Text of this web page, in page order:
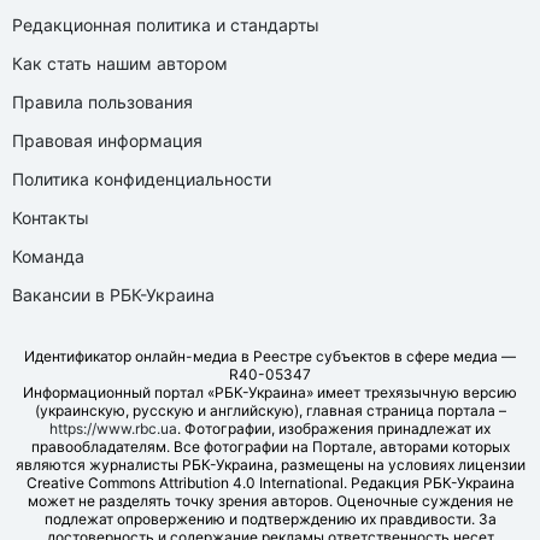
Редакционная политика и стандарты
Как стать нашим автором
Правила пользования
Правовая информация
Политика конфиденциальности
Контакты
Команда
Вакансии в РБК-Украина
Идентификатор онлайн-медиа в Реестре субъектов в сфере медиа —
R40-05347
Информационный портал «РБК-Украина» имеет трехязычную версию
(украинскую, русскую и английскую), главная страница портала –
https://www.rbc.ua. Фотографии, изображения принадлежат их
правообладателям. Все фотографии на Портале, авторами которых
являются журналисты РБК-Украина, размещены на условиях лицензии
Creative Commons Attribution 4.0 International. Редакция РБК-Украина
может не разделять точку зрения авторов. Оценочные суждения не
подлежат опровержению и подтверждению их правдивости. За